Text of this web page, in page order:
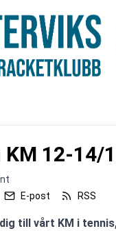
KM 12-14/
E-post RSS
till vårt KM i